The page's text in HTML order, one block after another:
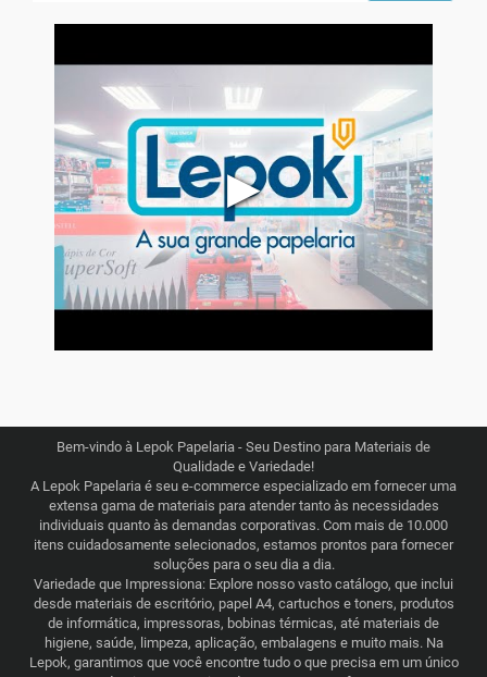
▶
Bem-vindo à Lepok Papelaria - Seu Destino para Materiais de
Qualidade e Variedade!
A Lepok Papelaria é seu e-commerce especializado em fornecer uma
extensa gama de materiais para atender tanto às necessidades
individuais quanto às demandas corporativas. Com mais de 10.000
itens cuidadosamente selecionados, estamos prontos para fornecer
soluções para o seu dia a dia.
Variedade que Impressiona: Explore nosso vasto catálogo, que inclui
desde materiais de escritório, papel A4, cartuchos e toners, produtos
de informática, impressoras, bobinas térmicas, até materiais de
higiene, saúde, limpeza, aplicação, embalagens e muito mais. Na
Lepok, garantimos que você encontre tudo o que precisa em um único